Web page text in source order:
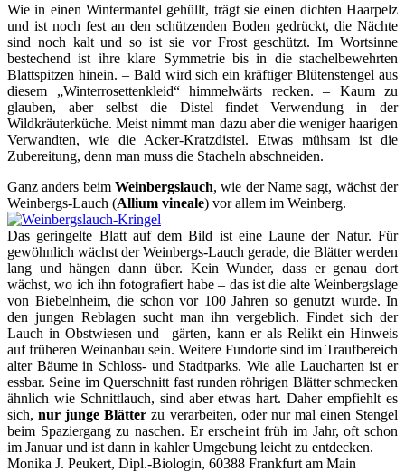
Wie in einen Wintermantel gehüllt, trägt sie einen dichten Haarpelz
und ist noch fest an den schützenden Boden gedrückt, die Nächte
sind noch kalt und so ist sie vor Frost geschützt. Im Wortsinne
bestechend ist ihre klare Symmetrie bis in die stachelbewehrten
Blattspitzen hinein. – Bald wird sich ein kräftiger Blütenstengel aus
diesem „Winterrosettenkleid“ himmelwärts recken. – Kaum zu
glauben, aber selbst die Distel findet Verwendung in der
Wildkräuterküche. Meist nimmt man dazu aber die weniger haarigen
Verwandten, wie die Acker-Kratzdistel. Etwas mühsam ist die
Zubereitung, denn man muss die Stacheln abschneiden.
Ganz anders beim Weinbergslauch, wie der Name sagt, wächst der
Weinbergs-Lauch (Allium vineale) vor allem im Weinberg.
Das geringelte Blatt auf dem Bild ist eine Laune der Natur. Für
gewöhnlich wächst der Weinbergs-Lauch gerade, die Blätter werden
lang und hängen dann über. Kein Wunder, dass er genau dort
wächst, wo ich ihn fotografiert habe – das ist die alte Weinbergslage
von Biebelnheim, die schon vor 100 Jahren so genutzt wurde. In
den jungen Reblagen sucht man ihn vergeblich. Findet sich der
Lauch in Obstwiesen und –gärten, kann er als Relikt ein Hinweis
auf früheren Weinanbau sein. Weitere Fundorte sind im Traufbereich
alter Bäume in Schloss- und Stadtparks. Wie alle Laucharten ist er
essbar. Seine im Querschnitt fast runden röhrigen Blätter schmecken
ähnlich wie Schnittlauch, sind aber etwas hart. Daher empfiehlt es
sich,nur junge Blätter zu verarbeiten, oder nur mal einen Stengel
beim Spaziergang zu naschen. Er erscheint früh im Jahr, oft schon
im Januar und ist dann in kahler Umgebung leicht zu entdecken.
Monika J. Peukert, Dipl.-Biologin, 60388 Frankfurt am Main